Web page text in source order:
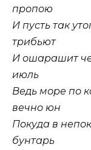
пропою
И пусть так
трибьют
И ошарашит
июль
Ведь море по
вечно юн
Покуда в
бунтарь